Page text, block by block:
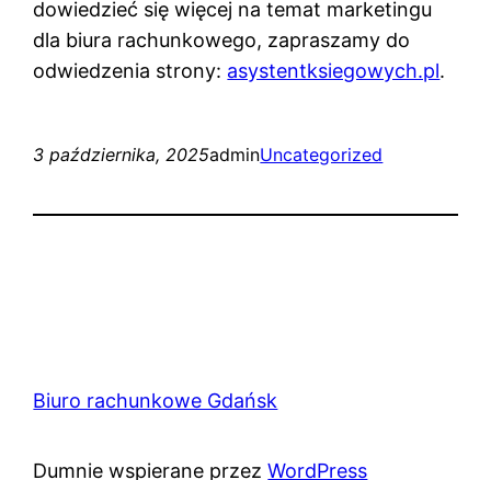
dowiedzieć się więcej na temat marketingu
dla biura rachunkowego, zapraszamy do
odwiedzenia strony: asystentksiegowych.pl.
3 października, 2025adminUncategorized
Biuro rachunkowe Gdańsk
Dumnie wspierane przezWordPress